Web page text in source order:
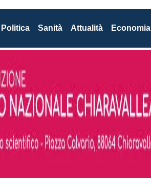
Politica Sanità Attualità Economia